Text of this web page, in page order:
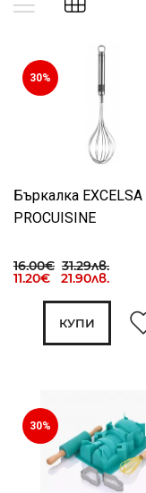
30%
Бъркалка EXCELSA
PROCUISINE
16.00€ 31.29лв.
11.20€ 21.90лв.
КУПИ
30%